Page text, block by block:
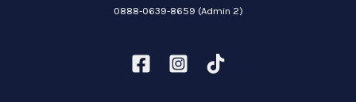
0888-0639-8659 (Admin 2)